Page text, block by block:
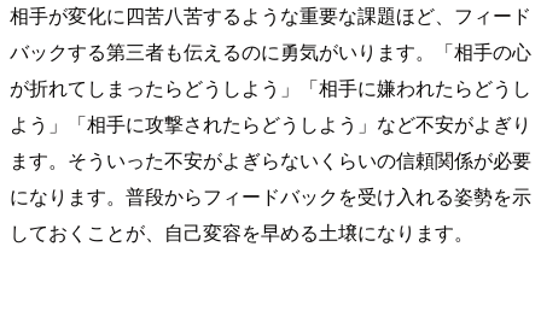
相手が変化に四苦八苦するような重要な課題ほど、フィード
バックする第三者も伝えるのに勇気がいります。「相手の心
が折れてしまったらどうしよう」「相手に嫌われたらどうし
よう」「相手に攻撃されたらどうしよう」など不安がよぎり
ます。そういった不安がよぎらないくらいの信頼関係が必要
になります。普段からフィードバックを受け入れる姿勢を示
しておくことが、自己変容を早める土壌になります。